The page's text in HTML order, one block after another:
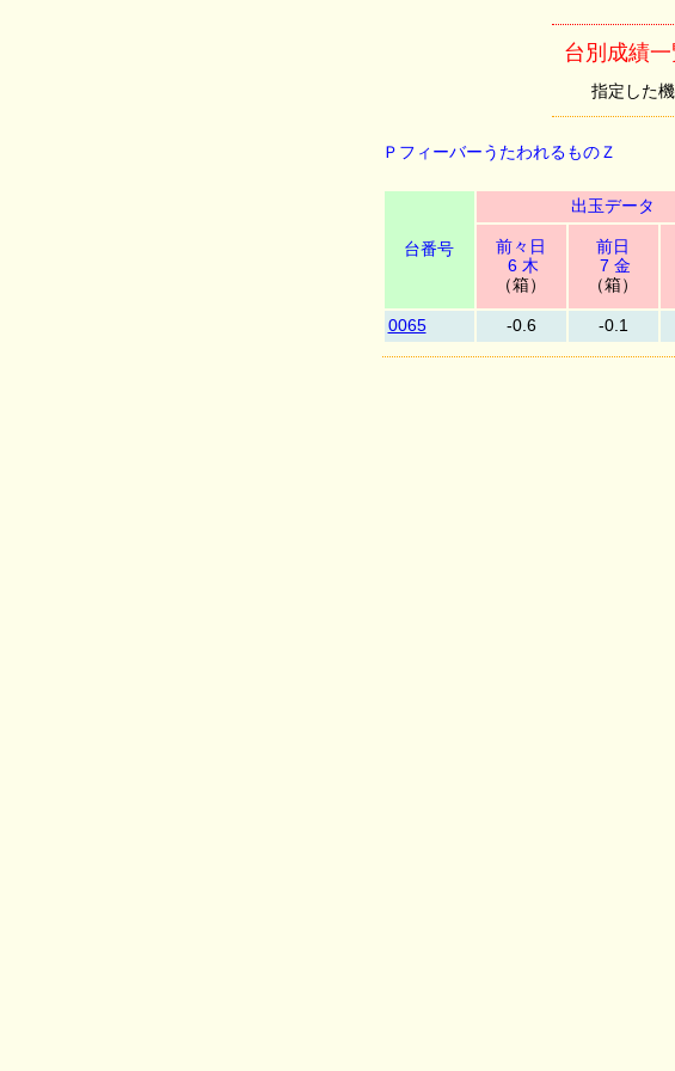
台別成績
指定した
ＰフィーバーうたわれるものＺ
台番号
出玉データ
前々日
6 木
（箱）
前日
7 金
（箱）
0065
-0.6 -0.1